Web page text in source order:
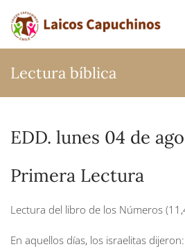
Ir al contenido principal
Lectura bíblica
EDD. lunes 04 de
Primera Lectura
Lectura del libro de los Números
En aquellos días, los israelitas